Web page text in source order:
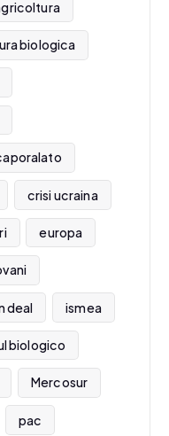
biologica
crisi ucraina
europa
deal ismea
biologico
Mercosur
pac